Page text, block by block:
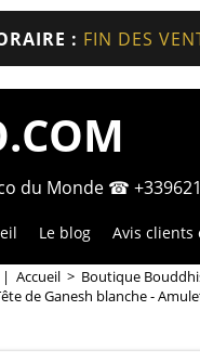
: FIN DES
du Monde ☎
Le blog Avis clients
| Accueil > Boutique
de Ganesh blanche -